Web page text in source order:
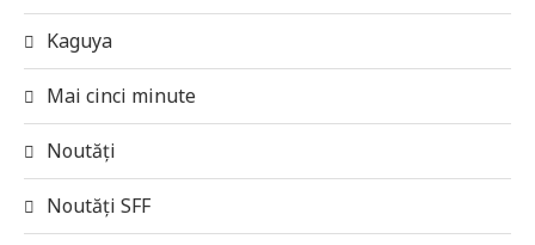
Kaguya
Mai cinci minute
Noutăți
Noutăți SFF